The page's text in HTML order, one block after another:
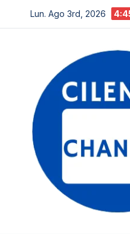
al
Lun. Ago 3rd, 2026